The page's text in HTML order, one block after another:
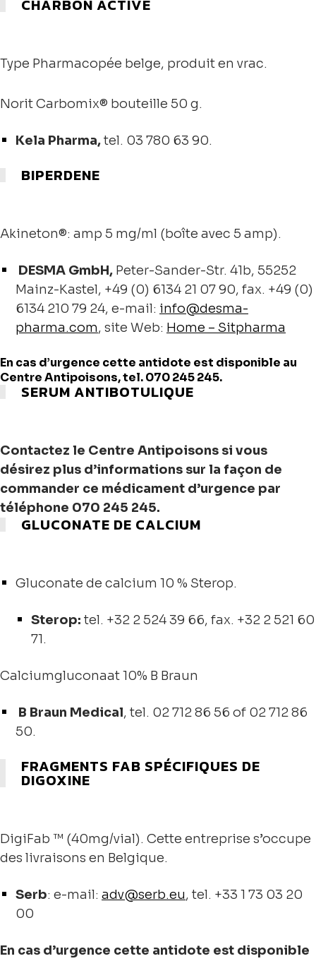
CHARBON ACTIVE
Type Pharmacopée belge, produit en vrac.
Norit Carbomix® bouteille 50 g.
Kela Pharma,tel. 03 780 63 90.
BIPERDENE
Akineton®: amp 5 mg/ml (boîte avec 5 amp).
DESMA GmbH, Peter-Sander-Str. 41b, 55252
Mainz-Kastel, +49 (0) 6134 21 07 90, fax. +49 (0)
6134 210 79 24, e-mail: info@desma-
pharma.com, site Web: Home – Sitpharma
En cas d’urgence cette antidote est disponible au
Centre Antipoisons, tel. 070 245 245.
SERUM ANTIBOTULIQUE
Contactez le Centre Antipoisons si vous
désirez plus d’informations sur la façon de
commander ce médicament d’urgence par
téléphone 070 245 245.
GLUCONATE DE CALCIUM
Gluconate de calcium 10 % Sterop.
Sterop: tel. +32 2 524 39 66, fax. +32 2 521 60
71.
Calciumgluconaat 10% B Braun
B Braun Medical, tel. 02 712 86 56 of 02 712 86
50.
FRAGMENTS FAB SPÉCIFIQUES DE
DIGOXINE
DigiFab ™ (40mg/vial). Cette entreprise s’occupe
des livraisons en Belgique.
Serb: e-mail: adv@serb.eu, tel. +33 1 73 03 20
00
En cas d’urgence cette antidote est disponible